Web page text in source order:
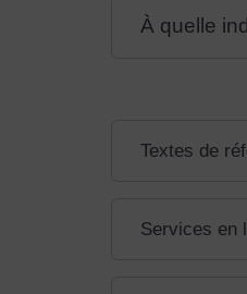
À quelle
Textes de
Services en